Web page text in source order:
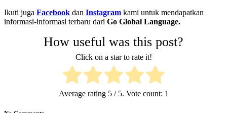
Ikuti juga Facebook dan Instagram kami untuk mendapatkan
informasi-informasi terbaru dari Go Global Language.
How useful was this post?
Click on a star to rate it!
Average rating 5/ 5. Vote count: 1